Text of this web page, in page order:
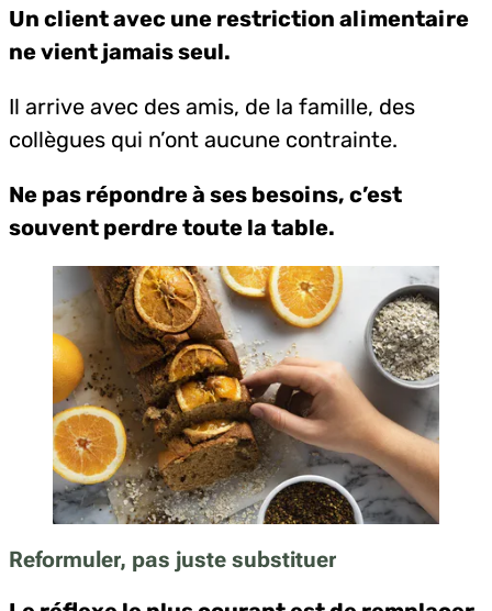
Un client avec une restriction alimentaire
ne vient jamais seul.
Il arrive avec des amis, de la famille, des
collègues qui n’ont aucune contrainte.
Ne pas répondre à ses besoins, c’est
souvent perdre toute la table.
Reformuler, pas juste substituer